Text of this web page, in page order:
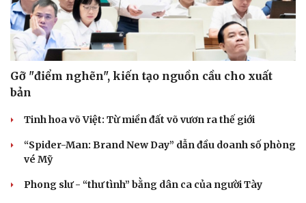
Gỡ "điểm nghẽn", kiến tạo nguồn cầu cho xuất
bản
Tinh hoa võ Việt: Từ miền đất võ vươn ra thế giới
“Spider-Man: Brand New Day” dẫn đầu doanh số phòng
vé Mỹ
Phong slư - “thư tình” bằng dân ca của người Tày